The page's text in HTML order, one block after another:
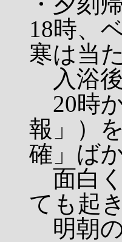
18時、
寒は当
入浴
20時
報」）
確」ば
面白
ても起
明朝